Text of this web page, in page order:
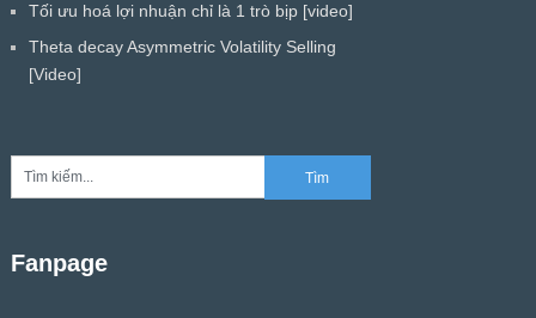
Tối ưu hoá lợi nhuận chỉ là 1 trò bịp [video]
Theta decay Asymmetric Volatility Selling
[Video]
Fanpage